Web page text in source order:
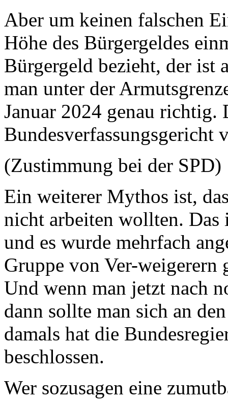
Aber um keinen falschen
Höhe des Bürgergeldes
Bürgergeld bezieht, der
man unter der
Januar 2024 genau richtig.
(Zustimmung bei der SPD)
Ein weiterer Mythos ist,
nicht arbeiten wollten.
und es wurde mehrfach
Gruppe von Ver-weigerern
Und wenn man jetzt nach
dann sollte man sich an
damals hat die
beschlossen.
Wer sozusagen eine